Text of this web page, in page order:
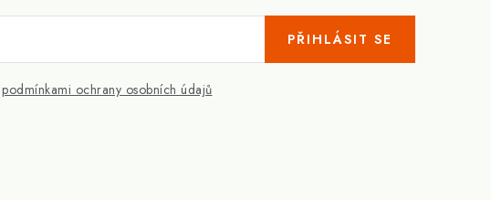
podmínkami ochrany osobních údajů
PŘIHLÁSIT SE